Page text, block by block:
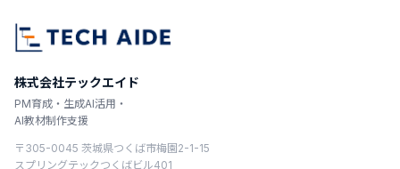
株式会社テックエイド
PM育成・生成AI活用・
AI教材制作支援
〒305-0045 茨城県つくば市梅園2-1-15
スプリングテックつくばビル401